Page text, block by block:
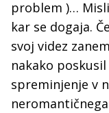
problem )…
kar se dogaja.
svoj videz
nakako
spreminjenje v